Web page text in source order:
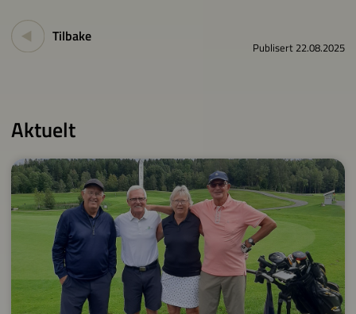
Tilbake
Publisert 22.08.2025
Aktuelt